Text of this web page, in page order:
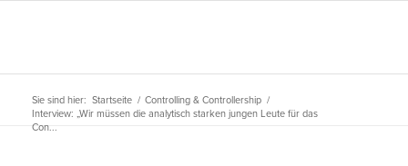
Sie sind hier: Startseite / Controlling & Controllership /
Interview: „Wir müssen die analytisch starken jungen Leute für das
Con...